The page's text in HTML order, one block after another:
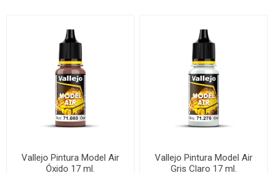
Vallejo Pintura Model Air
Óxido 17 ml.
Vallejo Pintura Model Air
Gris Claro 17 ml.